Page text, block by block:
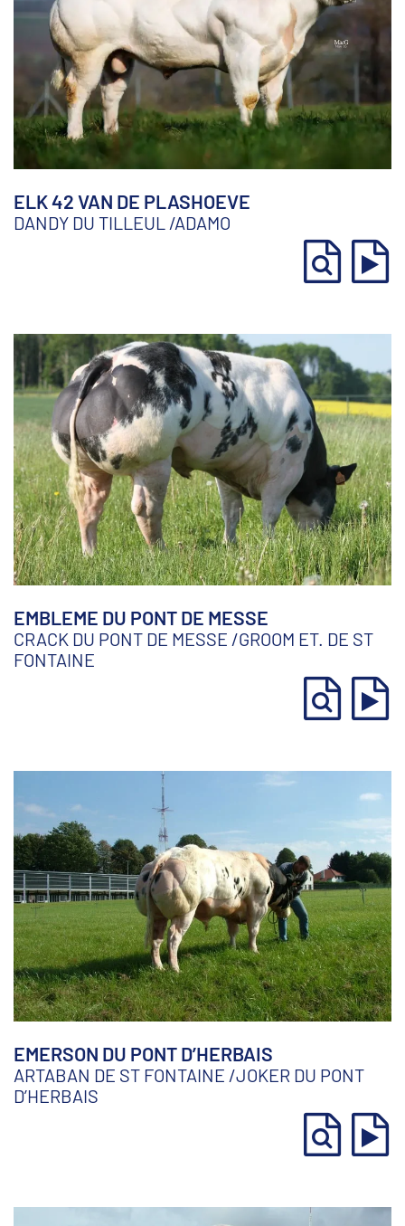
ELK 42 VAN DE PLASHOEVE
DANDY DU TILLEUL /ADAMO
EMBLEME DU PONT DE MESSE
CRACK DU PONT DE MESSE /GROOM ET. DE ST
FONTAINE
EMERSON DU PONT D’HERBAIS
ARTABAN DE ST FONTAINE /JOKER DU PONT
D’HERBAIS